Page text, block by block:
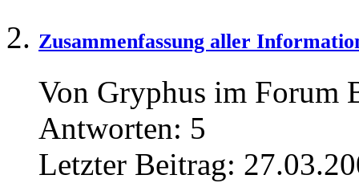
Zusammenfassung aller
Von Gryphus im Forum
Antworten: 5
Letzter Beitrag: